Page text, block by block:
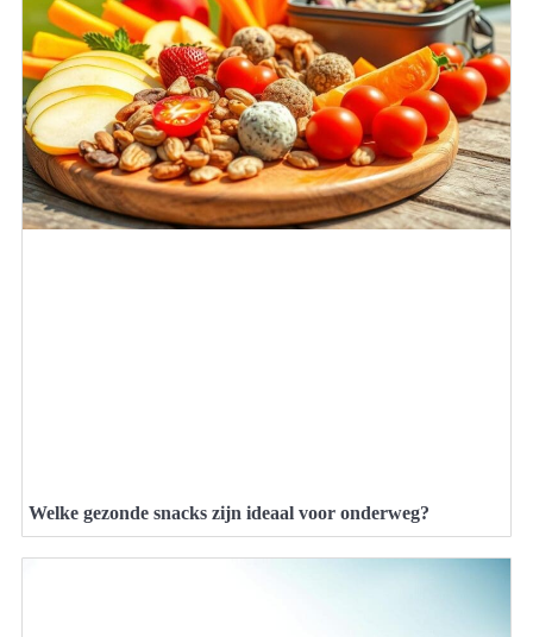
Welke gezonde snacks zijn ideaal voor onderweg?